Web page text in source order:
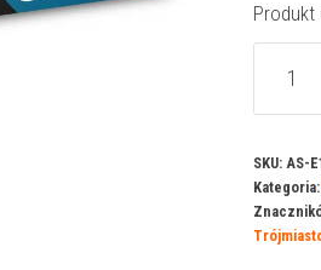
Produkt
Tusz
do
Epson
1281
SKU: AS-
Kategoria: